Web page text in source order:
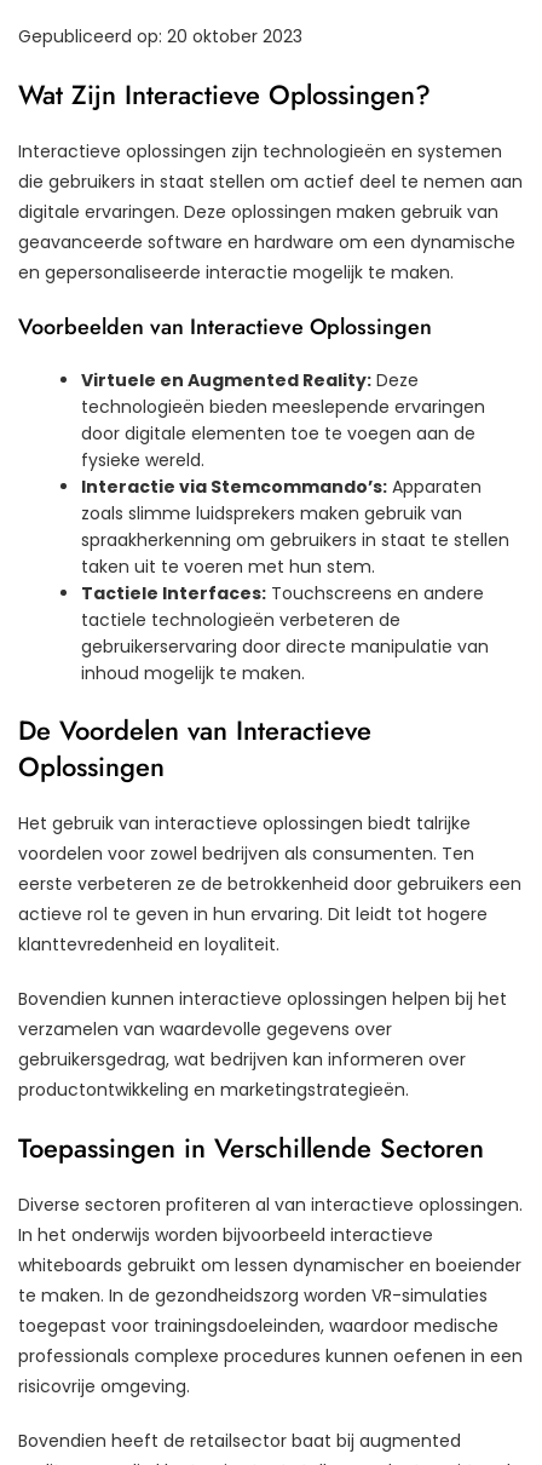
Gepubliceerd op: 20 oktober 2023
Wat Zijn Interactieve Oplossingen?
Interactieve oplossingen zijn technologieën en systemen
die gebruikers in staat stellen om actief deel te nemen aan
digitale ervaringen. Deze oplossingen maken gebruik van
geavanceerde software en hardware om een dynamische
en gepersonaliseerde interactie mogelijk te maken.
Voorbeelden van Interactieve Oplossingen
Virtuele en Augmented Reality: Deze
technologieën bieden meeslepende ervaringen
door digitale elementen toe te voegen aan de
fysieke wereld.
Interactie via Stemcommando’s: Apparaten
zoals slimme luidsprekers maken gebruik van
spraakherkenning om gebruikers in staat te stellen
taken uit te voeren met hun stem.
Tactiele Interfaces: Touchscreens en andere
tactiele technologieën verbeteren de
gebruikerservaring door directe manipulatie van
inhoud mogelijk te maken.
De Voordelen van Interactieve
Oplossingen
Het gebruik van interactieve oplossingen biedt talrijke
voordelen voor zowel bedrijven als consumenten. Ten
eerste verbeteren ze de betrokkenheid door gebruikers een
actieve rol te geven in hun ervaring. Dit leidt tot hogere
klanttevredenheid en loyaliteit.
Bovendien kunnen interactieve oplossingen helpen bij het
verzamelen van waardevolle gegevens over
gebruikersgedrag, wat bedrijven kan informeren over
productontwikkeling en marketingstrategieën.
Toepassingen in Verschillende Sectoren
Diverse sectoren profiteren al van interactieve oplossingen.
In het onderwijs worden bijvoorbeeld interactieve
whiteboards gebruikt om lessen dynamischer en boeiender
te maken. In de gezondheidszorg worden VR-simulaties
toegepast voor trainingsdoeleinden, waardoor medische
professionals complexe procedures kunnen oefenen in een
risicovrije omgeving.
Bovendien heeft de retailsector baat bij augmented